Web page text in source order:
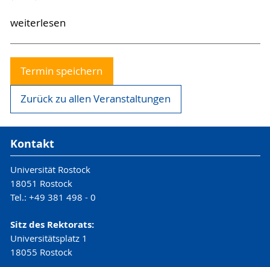
weiterlesen
Termin speichern
Zurück zu allen Veranstaltungen
Kontakt
Universität Rostock
18051 Rostock
Tel.: +49 381 498 - 0
Sitz des Rektorats:
Universitätsplatz 1
18055 Rostock